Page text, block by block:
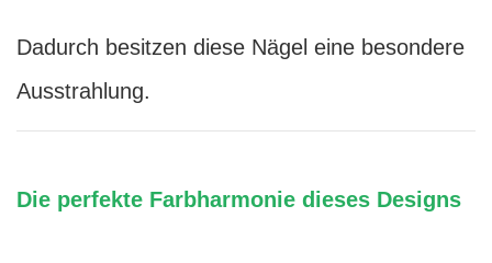
Dadurch besitzen diese Nägel eine besondere
Ausstrahlung.
Die perfekte Farbharmonie dieses Designs